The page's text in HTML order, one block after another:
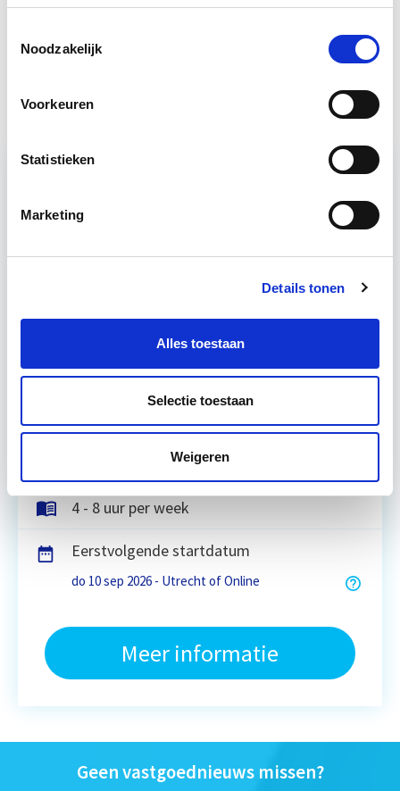
Noodzakelijk
Voorkeuren
Statistieken
Marketing
Details tonen
Alles toestaan
Selectie toestaan
Weigeren
Circulair Bouwen Start do 24 sep
Business Case voor Vastgoed- &
Tijdens deze opleiding leer je om integraal
komen voorbij, waarbij de… Lees verder
Utrecht en/of online
15 Lesdagen lesdag(en)
4 - 8 uur per week
Eerstvolgende startdatum
do 10 sep 2026 - Utrecht of Online
Meer informatie
Geen vastgoednieuws missen?